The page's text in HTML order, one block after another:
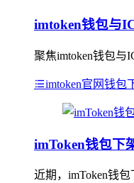
imtoken钱包与
聚焦imtoken钱包与
imtoken官网钱包
imToken钱包下
近期，imToken钱